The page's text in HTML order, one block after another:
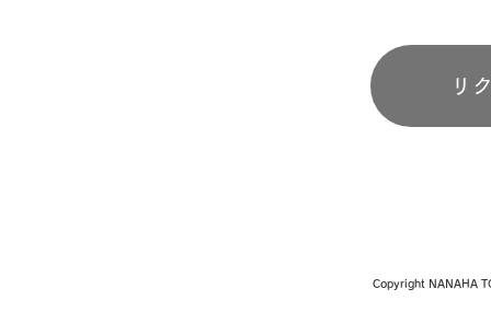
リ
​Copyright NANAHA